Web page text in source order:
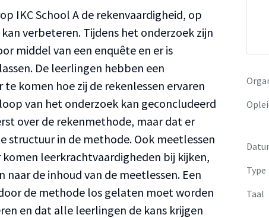
IKC School A de rekenvaardigheid, op
verbeteren. Tijdens het onderzoek zijn
middel van een enquête en er is
De leerlingen hebben een
komen hoe zij de rekenlessen ervaren
van het onderzoek kan geconcludeerd
over de rekenmethode, maar dat er
structuur in de methode. Ook meetlessen
leerkrachtvaardigheden bij kijken,
de inhoud van de meetlessen. Een
de methode los gelaten moet worden
en dat alle leerlingen de kans krijgen
Type
Taal